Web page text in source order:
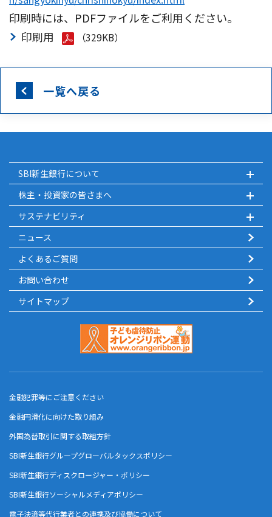
印刷時には、PDFファイルをご利用ください。
印刷用
（329KB）
一覧へ戻る
SBI新生銀行について
株主・投資家の皆さまへ
サステナビリティ
ニュース
よくあるご質問
お問い合わせ
サイトマップ
金融犯罪等にご注意ください
金融円滑化に向けた取り組み
外国為替取引に関する取組方針
SBI新生銀行グループグローバルタックスポリシー
SBI新生銀行ディスクロージャー・ポリシー
SBI新生銀行ソーシャルメディアポリシー
電子決済等代行業者との連携及び協働について